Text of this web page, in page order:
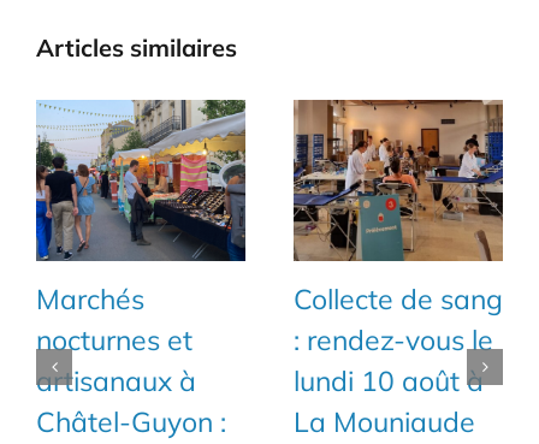
Articles similaires
Marchés
nocturnes et
artisanaux à
Châtel-Guyon :
Collecte de sang
: rendez-vous le
lundi 10 août à
La Mouniaude